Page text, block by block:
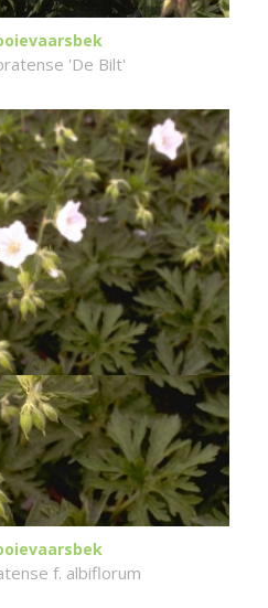
'De Bilt'
f. albiflorum